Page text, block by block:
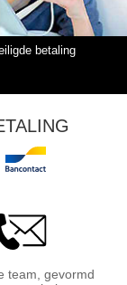
betaling
team, gevormd